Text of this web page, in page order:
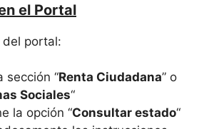
el Portal
portal:
sección “Renta Ciudadana” o
Sociales“
la opción “Consultar estado“